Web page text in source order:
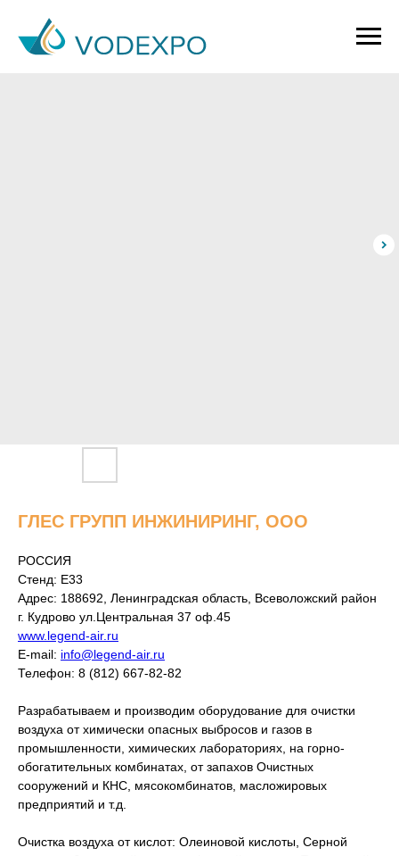
ГЛЕС ГРУПП ИНЖИНИРИНГ, ООО
РОССИЯ
Стенд: E33
Адрес: 188692, Ленинградская область, Всеволожский район
г. Кудрово ул.Центральная 37 оф.45
www.legend-air.ru
E-mail: info@legend-air.ru
Телефон: 8 (812) 667-82-82
Разрабатываем и производим оборудование для очистки
воздуха от химически опасных выбросов и газов в
промышленности, химических лабораториях, на горно-
обогатительных комбинатах, от запахов Очистных
сооружений и КНС, мясокомбинатов, масложировых
предприятий и т.д.
Очистка воздуха от кислот: Олеиновой кислоты, Серной